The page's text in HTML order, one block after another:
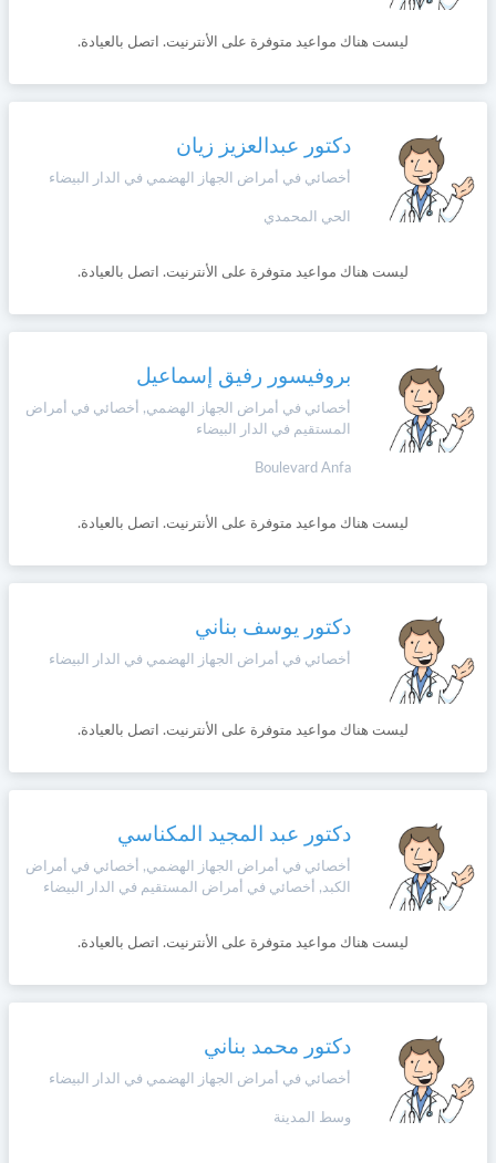
Português
Zulu
English
Afrikaans
Русский язык
Dutch
ليست هناك مواعيد متوفرة على الأنترنيت. اتصل بالعيادة.
دكتور عبدالعزيز زيان
أخصائي في أمراض الجهاز الهضمي في الدار البيضاء
الحي المحمدي
ليست هناك مواعيد متوفرة على الأنترنيت. اتصل بالعيادة.
بروفيسور رفيق إسماعيل
أخصائي في أمراض الجهاز الهضمي, أخصائي في أمراض
المستقيم في الدار البيضاء
Boulevard Anfa
ليست هناك مواعيد متوفرة على الأنترنيت. اتصل بالعيادة.
دكتور يوسف بناني
أخصائي في أمراض الجهاز الهضمي في الدار البيضاء
ليست هناك مواعيد متوفرة على الأنترنيت. اتصل بالعيادة.
دكتور عبد المجيد المكناسي
أخصائي في أمراض الجهاز الهضمي, أخصائي في أمراض
الكبد, أخصائي في أمراض المستقيم في الدار البيضاء
ليست هناك مواعيد متوفرة على الأنترنيت. اتصل بالعيادة.
دكتور محمد بناني
أخصائي في أمراض الجهاز الهضمي في الدار البيضاء
وسط المدينة
+212
التأكيد
بالنقر
المواعيد"
قد
قرأت
وافقت
على
الاستخدام
بما
في
الفقرة
الخاصة
بحماية
المعلومات